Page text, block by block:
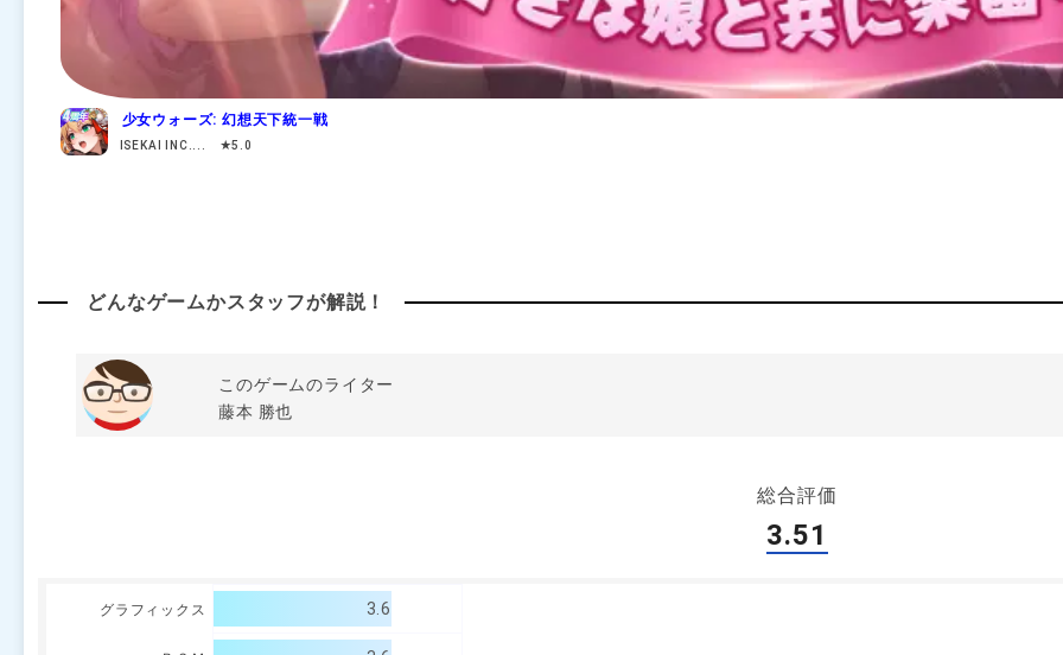
少女ウォーズ: 幻想天下統一戦
ISEKAI INC.... ★5.0
どんなゲームかスタッフが解説！
このゲームのライター
藤本 勝也
総合評価
3.51
グラフィックス 3.6